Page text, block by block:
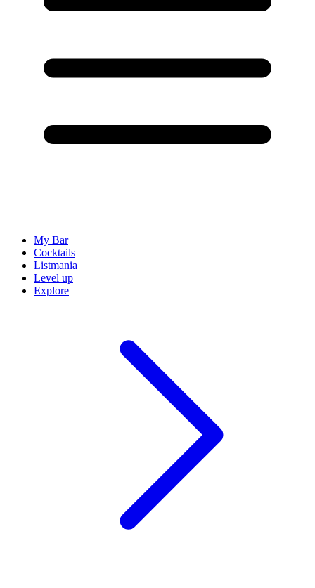
My Bar
Cocktails
Listmania
Level up
Explore